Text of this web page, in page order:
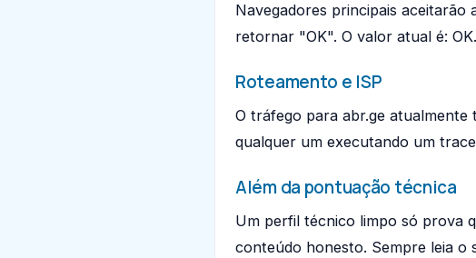
Navegadores principais aceitarão
retornar "OK". O valor atual é: OK.
Roteamento e ISP
O tráfego para abr.ge
qualquer um executando um
Além da pontuação técnica
Um perfil técnico limpo só prova
conteúdo honesto. Sempre leia o